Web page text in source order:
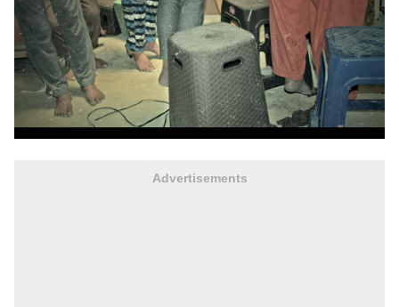
Advertisements